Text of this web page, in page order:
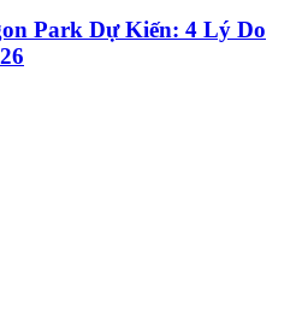
Park Dự Kiến: 4 Lý Do